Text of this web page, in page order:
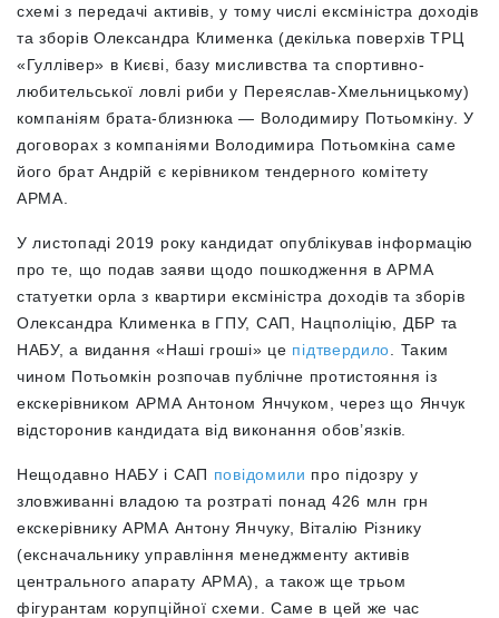
схемі з передачі активів, у тому числі ексміністра доходів
та зборів Олександра Клименка (декілька поверхів ТРЦ
«Гуллівер» в Києві, базу мисливства та спортивно-
любительської ловлі риби у Переяслав-Хмельницькому)
компаніям брата-близнюка — Володимиру Потьомкіну. У
договорах з компаніями Володимира Потьомкіна саме
його брат Андрій є керівником тендерного комітету
АРМА.
У листопаді 2019 року кандидат опублікував інформацію
про те, що подав заяви щодо пошкодження в АРМА
статуетки орла з квартири ексміністра доходів та зборів
Олександра Клименка в ГПУ, САП, Нацполіцію, ДБР та
НАБУ, а видання «Наші гроші» це підтвердило . Таким
чином Потьомкін розпочав публічне протистояння із
екскерівником АРМА Антоном Янчуком, через що Янчук
відсторонив кандидата від виконання обов’язків.
Нещодавно НАБУ і САП повідомили про підозру у
зловживанні владою та розтраті понад 426 млн грн
екскерівнику АРМА Антону Янчуку, Віталію Різнику
(ексначальнику управління менеджменту активів
центрального апарату АРМА), а також ще трьом
фігурантам корупційної схеми. Саме в цей же час